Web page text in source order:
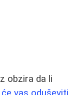
obzira da li